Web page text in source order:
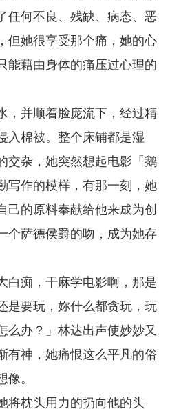
任何不良、残缺、病态、恶
但她很享受那个痛，她的心
能藉由身体的痛压过心理的
，并顺着脸庞流下，经过精
入棉被。整个床铺都是湿
交杂，她突然想起电影「鹅
写作的模样，有那一刻，她
己的原料奉献给他来成为创
个萨德侯爵的吻，成为她存
白痴，干麻学电影啊，那是
是要玩，妳什么都贪玩，玩
么办？」林达出声使妙妙又
有神，她痛恨这么平凡的俗
。
将枕头用力的扔向他的头